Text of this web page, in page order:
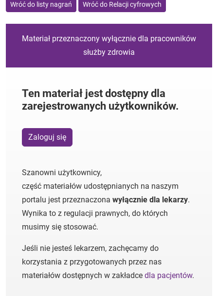
Wróć do listy nagrań Wróć do Relacji cyfrowych
Materiał przeznaczony wyłącznie dla pracowników
służby zdrowia
Ten materiał jest dostępny dla
zarejestrowanych użytkowników.
Zaloguj się
Szanowni użytkownicy,
część materiałów udostępnianych na naszym
portalu jest przeznaczona wyłącznie dla lekarzy.
Wynika to z regulacji prawnych, do których
musimy się stosować.
Jeśli nie jesteś lekarzem, zachęcamy do
korzystania z przygotowanych przez nas
materiałów dostępnych w zakładce dla pacjentów.